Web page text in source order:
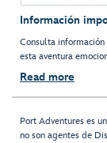
Información
Consulta
esta aventura
Read more
Port Adventures es
no son agentes de